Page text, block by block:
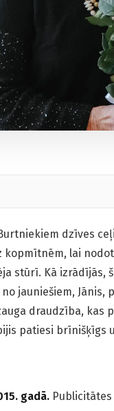
dzīves
kopmītnēm, lai
stūrī. Kā izrādījās,
jauniešiem, Jānis,
draudzība, kas
patiesi brīnišķīgs
gadā.